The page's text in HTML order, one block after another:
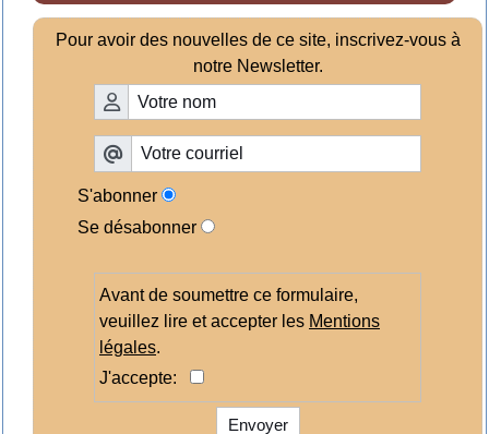
Pour avoir des nouvelles de ce site, inscrivez-vous à
notre Newsletter.
S'abonner
Se désabonner
Avant de soumettre ce formulaire,
veuillez lire et accepter les Mentions
légales.
J'accepte:
Envoyer